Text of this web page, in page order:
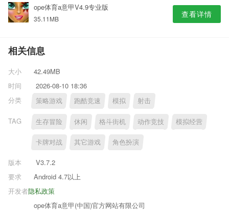
ope体育a意甲V4.9专业版
35.11MB 查看详情
相关信息
大小
42.49MB
时间
2026-08-10 18:36
分类
策略游戏 跑酷竞速 模拟 射击
TAG 生存冒险 休闲 格斗街机 动作竞技 模拟经营
卡牌对战 其它游戏 角色扮演
版本
V3.7.2
要求
Android 4.7以上
隐私政策
开发者
ope体育a意甲(中国)官方网站有限公司